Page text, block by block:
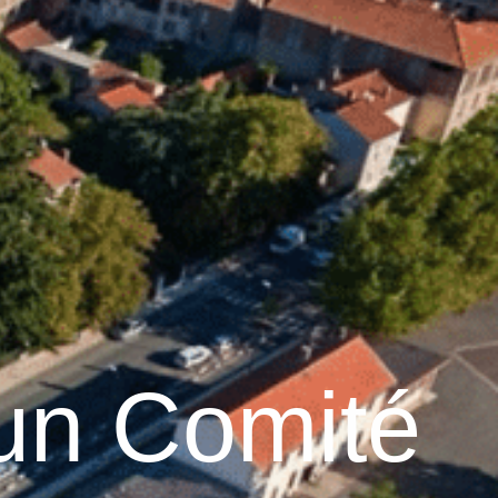
Services pratiques 18 °C
Comité